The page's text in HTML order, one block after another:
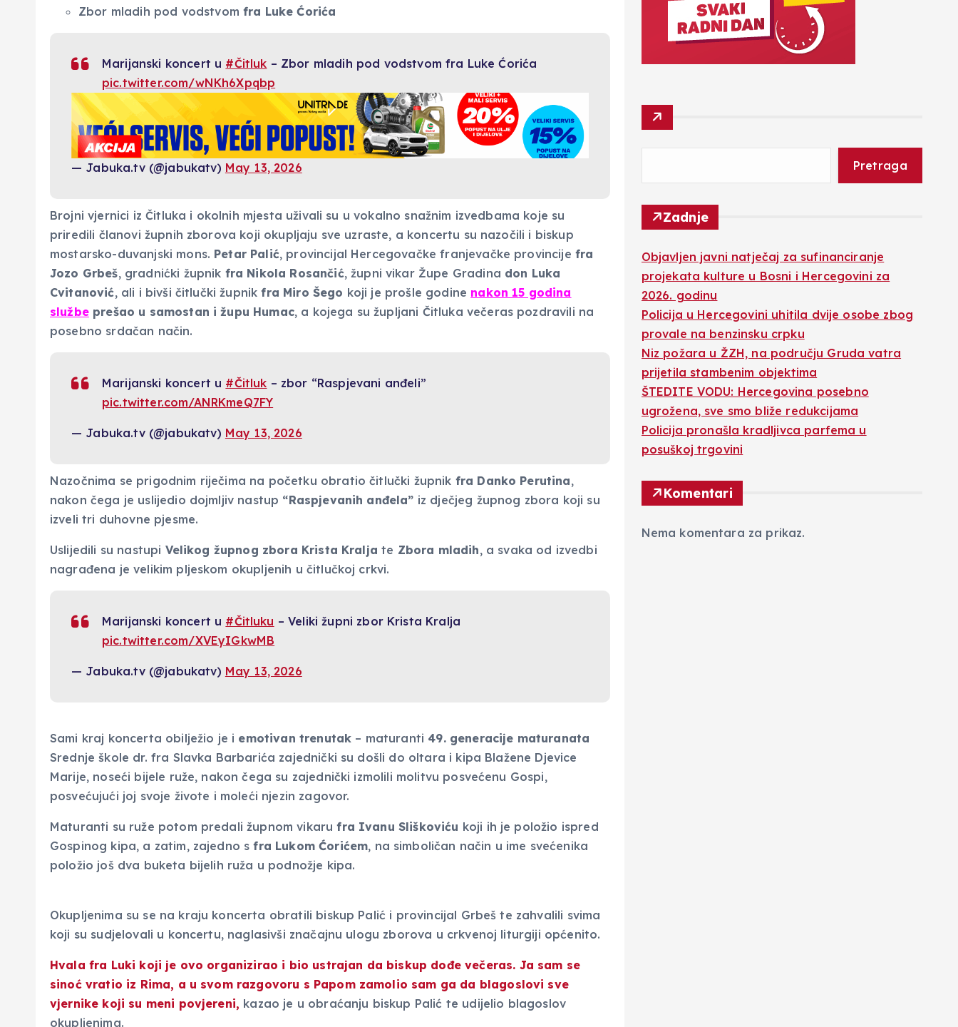
Zbor mladih pod vodstvom fra Luke Ćorića
Marijanski koncert u #Čitluk – Zbor mladih pod vodstvom fra Luke Ćorića
pic.twitter.com/wNKh6Xpqbp
— Jabuka.tv (@jabukatv) May 13, 2026
Brojni vjernici iz Čitluka i okolnih mjesta uživali su u vokalno snažnim izvedbama koje su
priredili članovi župnih zborova koji okupljaju sve uzraste, a koncertu su nazočili i biskup
mostarsko-duvanjski mons. Petar Palić, provincijal Hercegovačke franjevačke provincije fra
Jozo Grbeš, gradnićki župnik fra Nikola Rosančić, župni vikar Župe Gradina don Luka
Cvitanović, ali i bivši čitlučki župnik fra Miro Šego koji je prošle godine nakon 15 godina
službeprešao u samostan i župu Humac, a kojega su župljani Čitluka večeras pozdravili na
posebno srdačan način.
Marijanski koncert u #Čitluk – zbor “Raspjevani anđeli”
pic.twitter.com/ANRKmeQ7FY
— Jabuka.tv (@jabukatv) May 13, 2026
Nazočnima se prigodnim riječima na početku obratio čitlučki župnik fra Danko Perutina,
nakon čega je uslijedio dojmljiv nastup “Raspjevanih anđela” iz dječjeg župnog zbora koji su
izveli tri duhovne pjesme.
Uslijedili su nastupi Velikog župnog zbora Krista Kralja te Zbora mladih, a svaka od izvedbi
nagrađena je velikim pljeskom okupljenih u čitlučkoj crkvi.
Marijanski koncert u #Čitluku – Veliki župni zbor Krista Kralja
pic.twitter.com/XVEyIGkwMB
— Jabuka.tv (@jabukatv) May 13, 2026
Sami kraj koncerta obilježio je i emotivan trenutak – maturanti 49. generacije maturanata
Srednje škole dr. fra Slavka Barbarića zajednički su došli do oltara i kipa Blažene Djevice
Marije, noseći bijele ruže, nakon čega su zajednički izmolili molitvu posvećenu Gospi,
posvećujući joj svoje živote i moleći njezin zagovor.
Maturanti su ruže potom predali župnom vikaru fra Ivanu Sliškoviću koji ih je položio ispred
Gospinog kipa, a zatim, zajedno sfra Lukom Ćorićem, na simboličan način u ime svećenika
položio još dva buketa bijelih ruža u podnožje kipa.
Okupljenima su se na kraju koncerta obratili biskup Palić i provincijal Grbeš te zahvalili svima
koji su sudjelovali u koncertu, naglasivši značajnu ulogu zborova u crkvenoj liturgiji općenito.
Hvala fra Luki koji je ovo organizirao i bio ustrajan da biskup dođe večeras. Ja sam se
sinoć vratio iz Rima, a u svom razgovoru s Papom zamolio sam ga da blagoslovi sve
vjernike koji su meni povjereni, kazao je u obraćanju biskup Palić te udijelio blagoslov
okupljenima.
Pretraga
Zadnje
Objavljen javni natječaj za sufinanciranje
projekata kulture u Bosni i Hercegovini za
2026. godinu
Policija u Hercegovini uhitila dvije osobe zbog
provale na benzinsku crpku
Niz požara u ŽZH, na području Gruda vatra
prijetila stambenim objektima
ŠTEDITE VODU: Hercegovina posebno
ugrožena, sve smo bliže redukcijama
Policija pronašla kradljivca parfema u
posuškoj trgovini
Komentari
Nema komentara za prikaz.